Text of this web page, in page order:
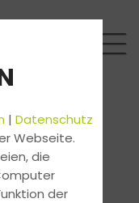
|Datenschutz
Webseite.
die
der